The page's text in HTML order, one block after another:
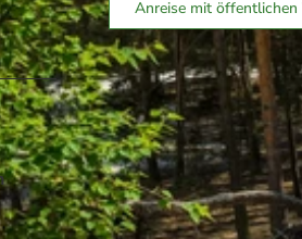
Anreise mit